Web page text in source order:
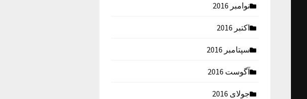
نوامبر 2016
اکتبر 2016
سپتامبر 2016
آگوست 2016
جولای 2016